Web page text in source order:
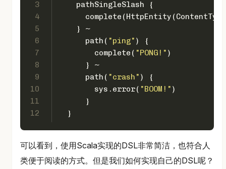
3
4
5
6
7
8
9
10
11
12
    pathSingleSlash {
      complete(
HttpEntity (
    } ~
      path(
"ping" ) {
        complete(
"PONG!" )
      } ~
      path(
"crash" ) {
        sys.error(
"BOOM!" )
      }
  }
可以看到，使用Scala实现的DSL非常简洁，也符合人
类便于阅读的方式。但是我们如何实现自己的DSL呢？